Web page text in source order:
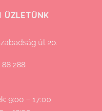
ÜZLETÜNK
út 20.
88 288
9:00 – 17:00